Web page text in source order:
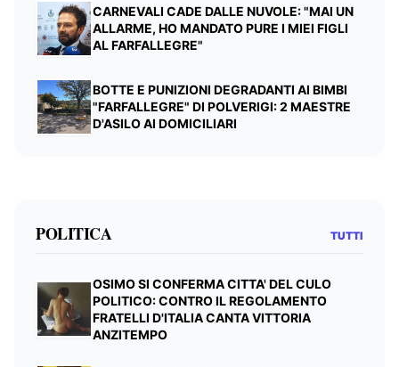
CARNEVALI CADE DALLE NUVOLE: "MAI UN
ALLARME, HO MANDATO PURE I MIEI FIGLI
AL FARFALLEGRE"
BOTTE E PUNIZIONI DEGRADANTI AI BIMBI
"FARFALLEGRE" DI POLVERIGI: 2 MAESTRE
D'ASILO AI DOMICILIARI
POLITICA TUTTI
OSIMO SI CONFERMA CITTA' DEL CULO
POLITICO: CONTRO IL REGOLAMENTO
FRATELLI D'ITALIA CANTA VITTORIA
ANZITEMPO